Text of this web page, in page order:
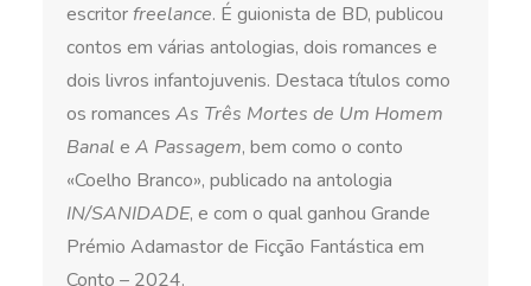
escritorfreelance. É guionista de BD, publicou
contos em várias antologias, dois romances e
dois livros infantojuvenis. Destaca títulos como
os romances As Três Mortes de Um Homem
Banal e A Passagem, bem como o conto
«Coelho Branco», publicado na antologia
IN/SANIDADE, e com o qual ganhou Grande
Prémio Adamastor de Ficção Fantástica em
Conto – 2024.